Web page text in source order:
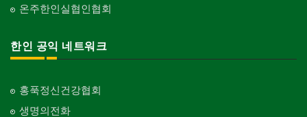
온주한인실협인협회
한인 공익 네트워크
홍푹정신건강협회
생명의전화